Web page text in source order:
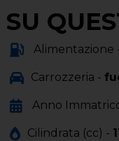
SU
Alimentazione
Carrozzeria -
Anno
Cilindrata (cc) -